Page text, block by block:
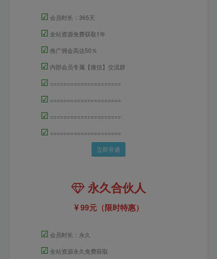
☑ 会员时长：365天
☑ 全站资源免费获取1年
☑ 推广佣金高达50％
☑ 内部会员专属【微信】交流群
☑ =====================
☑ =====================
☑ =====================
☑ =====================
立即开通
永久合伙人
99元（限时特惠）
☑ 会员时长：永久
☑ 全站资源永久免费获取